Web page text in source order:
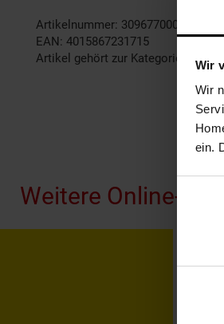
Wir
Wir
ein.
Artikelnummer: 3096770000
EAN: 4015867231715
Artikel gehört zur Kategorie:
Weitere Online-